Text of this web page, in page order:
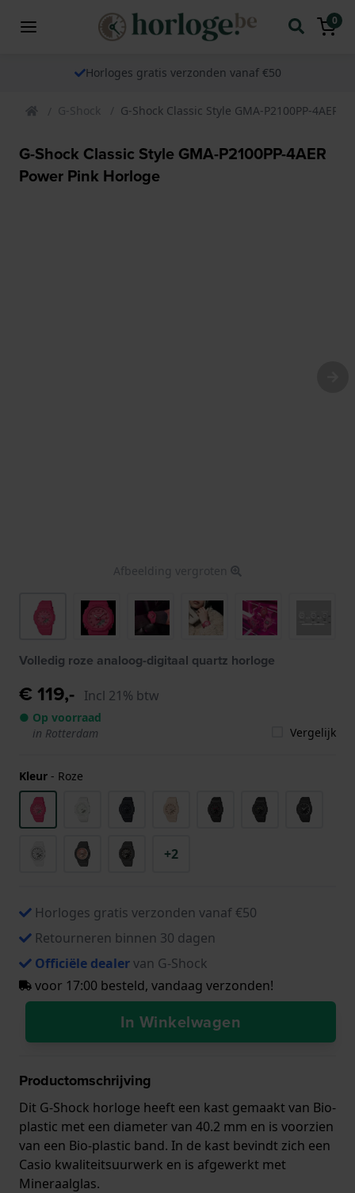
0
Horloges gratis verzonden vanaf €50
G-Shock G-Shock Classic Style GMA-P2100PP-4AER
G-Shock Classic Style GMA-P2100PP-4AER
Power Pink Horloge
Afbeelding vergroten
Volledig roze analoog-digitaal quartz horloge
€ 119,- Incl 21% btw
● Op voorraad
in Rotterdam
Vergelijk
Kleur - Roze
+2
Horloges gratis verzonden vanaf €50
Retourneren binnen 30 dagen
Officiële dealervan G-Shock
voor 17:00 besteld, vandaag verzonden!
In Winkelwagen
Productomschrijving
Dit G-Shock horloge heeft een kast gemaakt van Bio-
plastic met een diameter van 40.2 mm en is voorzien
van een Bio-plastic band. In de kast bevindt zich een
Casio kwaliteitsuurwerk en is afgewerkt met
Mineraalglas.